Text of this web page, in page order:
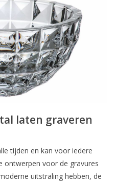
laten graveren
tijden en kan voor iedere
ontwerpen voor de gravures
uitstraling hebben, de